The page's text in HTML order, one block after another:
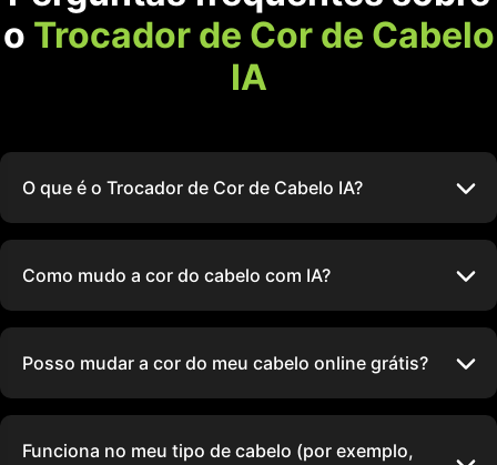
o Trocador de Cor de Cabelo
IA
O que é o Trocador de Cor de Cabelo IA?
Como mudo a cor do cabelo com IA?
Posso mudar a cor do meu cabelo online grátis?
Funciona no meu tipo de cabelo (por exemplo,